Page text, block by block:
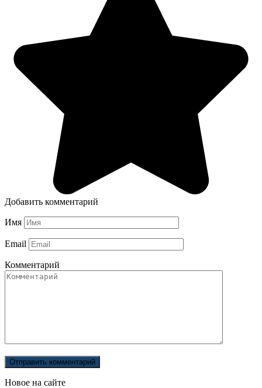
Добавить комментарий
Имя
Email
Комментарий
Новое на сайте